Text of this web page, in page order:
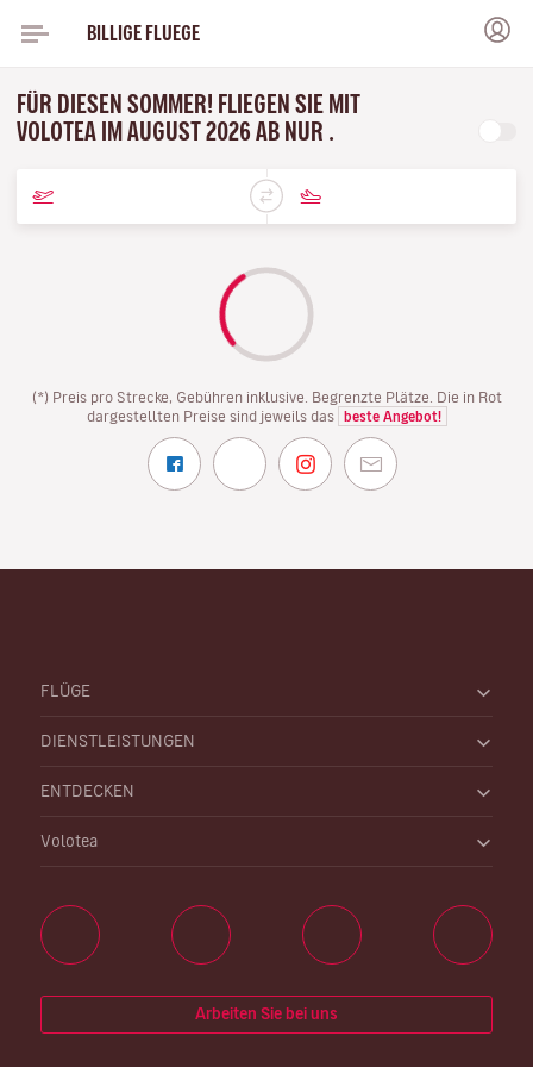
BILLIGE FLUEGE
FÜR DIESEN SOMMER! FLIEGEN SIE MIT
VOLOTEA IM AUGUST 2026 AB NUR .
(*) Preis pro Strecke, Gebühren inklusive. Begrenzte Plätze. Die in Rot
dargestellten Preise sind jeweils das
beste Angebot!
FLÜGE
DIENSTLEISTUNGEN
ENTDECKEN
Volotea
Arbeiten Sie bei uns